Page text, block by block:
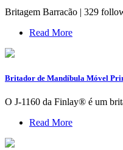
Britagem Barracão | 329
Read More
Britador de Mandíbula Móvel
O J-1160 da Finlay® é um
Read More